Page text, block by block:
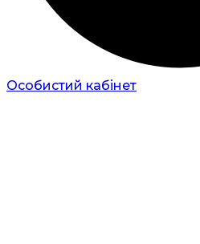
Особистий кабінет